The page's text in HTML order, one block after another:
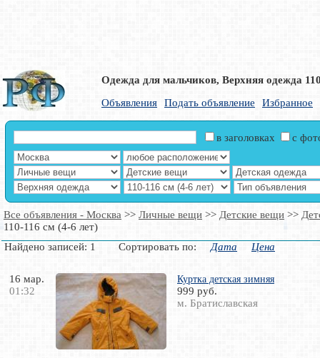
Одежда для мальчиков, Верхняя одежда
Объявления
Подать объявление Избранное
в заголовках с
Все объявления - Москва >> Личные вещи >> Детские вещи >>
110-116 см (4-6 лет)
Найдено записей: 1 Сортировать по: Дата Цена
16 мар.
01:32
Куртка детская зимняя
999 руб.
м. Братиславская